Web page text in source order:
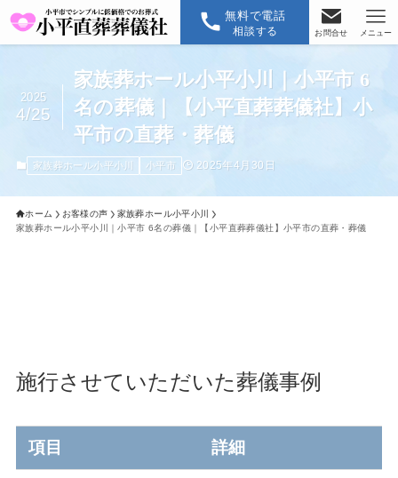
無料で電話
相談する お問合せ メニュー
家族葬ホール小平小川｜小平市 6
名の葬儀｜【小平直葬葬儀社】小
平市の直葬・葬儀
2025
4/25
家族葬ホール小平小川 小平市 2025年4月30日
ホーム お客様の声
家族葬ホール小平小川
家族葬ホール小平小川｜小平市 6名の葬儀｜【小平直葬葬儀社】小平市の直葬・葬儀
施行させていただいた葬儀事例
項目 詳細